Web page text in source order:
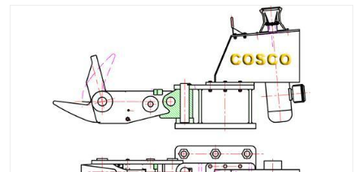
活动梯
卸车鹤管
输油臂
紧急脱离干式接头 火车鹤管